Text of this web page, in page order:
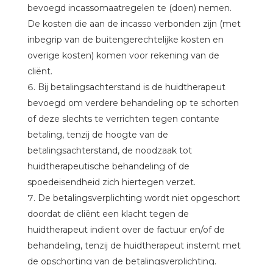
bevoegd incassomaatregelen te (doen) nemen.
De kosten die aan de incasso verbonden zijn (met
inbegrip van de buitengerechtelijke kosten en
overige kosten) komen voor rekening van de
cliënt.
Bij betalingsachterstand is de huidtherapeut
bevoegd om verdere behandeling op te schorten
of deze slechts te verrichten tegen contante
betaling, tenzij de hoogte van de
betalingsachterstand, de noodzaak tot
huidtherapeutische behandeling of de
spoedeisendheid zich hiertegen verzet.
De betalingsverplichting wordt niet opgeschort
doordat de cliënt een klacht tegen de
huidtherapeut indient over de factuur en/of de
behandeling, tenzij de huidtherapeut instemt met
de opschorting van de betalingsverplichting.